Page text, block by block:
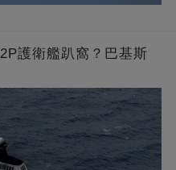
護衛艦趴窩？巴基斯